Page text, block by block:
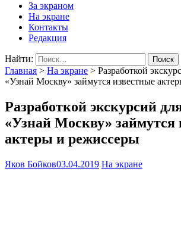
За экраном
На экране
Контакты
Редакция
Найти:
Главная > На экране > Разработкой
«Узнай Москву» займутся известные
Разработкой экскурсий
«Узнай Москву» займутся
актеры и режиссеры
Яков Бойков03.04.2019 На экране